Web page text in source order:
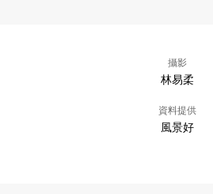
攝影
林易柔
資料提供
風景好